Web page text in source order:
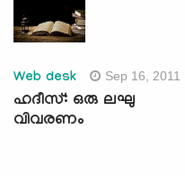
Web desk Sep 16, 2011
ഹദീസ്: ഒരു ലഘു
വിവരണം